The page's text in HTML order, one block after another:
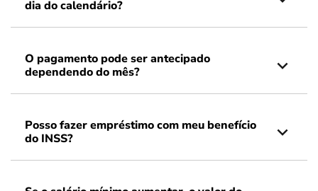
dia do calendário?
O pagamento pode ser antecipado
dependendo do mês?
Posso fazer empréstimo com meu benefício
do INSS?